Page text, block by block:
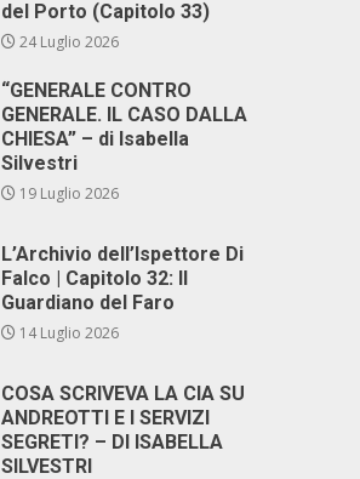
del Porto (Capitolo 33)
24 Luglio 2026
“GENERALE CONTRO
GENERALE. IL CASO DALLA
CHIESA” – di Isabella
Silvestri
19 Luglio 2026
L’Archivio dell’Ispettore Di
Falco | Capitolo 32: Il
Guardiano del Faro
14 Luglio 2026
COSA SCRIVEVA LA CIA SU
ANDREOTTI E I SERVIZI
SEGRETI? – DI ISABELLA
SILVESTRI